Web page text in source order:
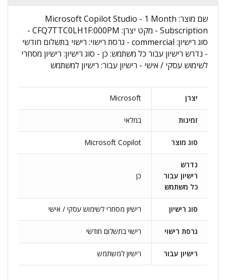
שם מוצר: Microsoft Copilot Studio - 1 Month
Subscription - מקט יצרן: CFQ7TTC0LH1F:000PM -
סוג רישיון: commercial - גרסת רישוי: רישוי בתשלום חודשי
- נדרש רישיון עבור כל משתמש: כן - סוג רישיון: רישיון מסחרי
לשימוש עסקי / אישי - רישיון עבור: רישיון למשתמש
יצרן Microsoft
זמינות במלאי
סוג מוצר Microsoft Copilot
נדרש
רישיון עבור
כל משתמש
כן
סוג רישיון רישיון מסחרי לשימוש עסקי / אישי
גרסת רישוי רישוי בתשלום חודשי
רישיון עבור רישיון למשתמש